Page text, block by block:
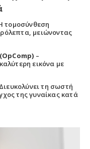
τομοσύνθεση
μειώνοντας
–
εικόνα με
τη σωστή
της γυναίκας κατά